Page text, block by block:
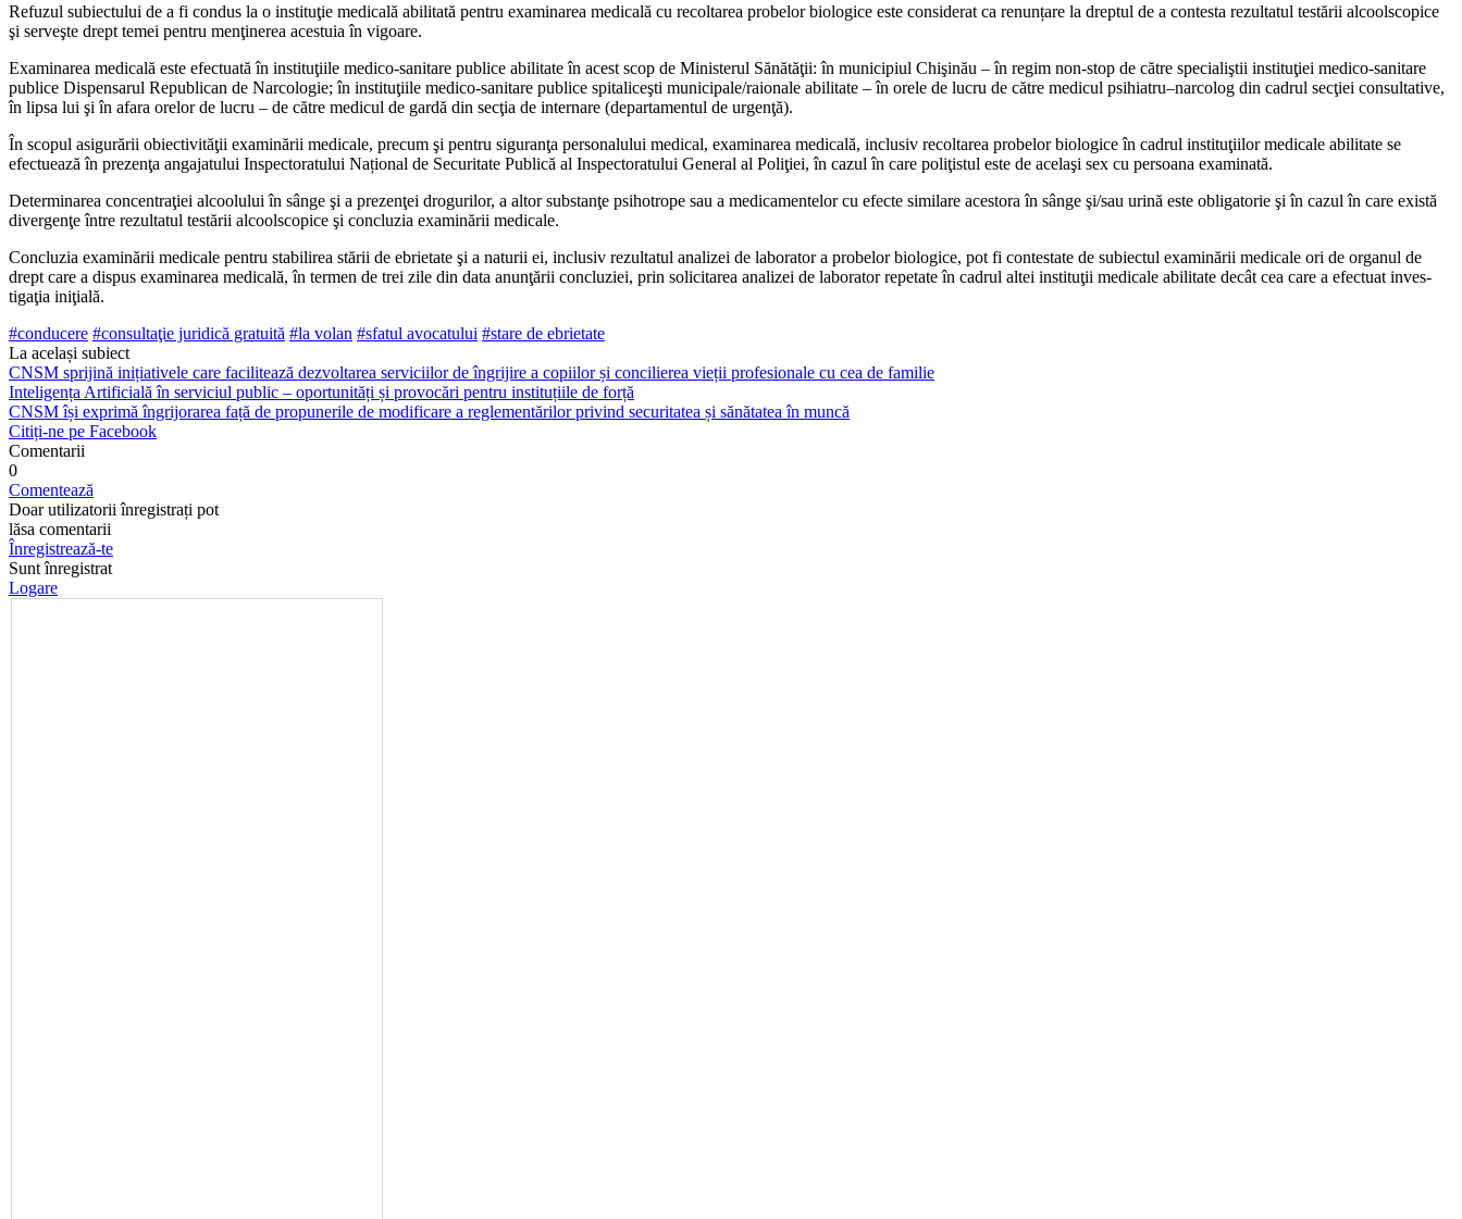
Refuzul subiectului de a fi condus la o instituţie medica­lă abilitată pentru examinarea medicală cu recoltarea probe­lor biologice este considerat ca renunțare la dreptul de a con­testa rezultatul testării alcool­scopice
şi serveşte drept temei pentru menţinerea acestuia în vigoare.
Examinarea medicală este efectuată în instituţiile medi­co-sanitare publice abilitate în acest scop de Ministerul Sănă­tăţii: în municipiul Chişinău – în regim non-stop de către speci­aliştii instituţiei medico-sanita­re
publice Dispensarul Republi­can de Narcologie; în instituţiile medico-sanitare publice spitali­ceşti municipale/raionale abili­tate – în orele de lucru de către medicul psihiatru–narcolog din cadrul secţiei consultative,
în lipsa lui şi în afara orelor de lu­cru – de către medicul de gardă din secţia de internare (depar­tamentul de urgenţă).
În scopul asigurării obiecti­vităţii examinării medicale, pre­cum şi pentru siguranţa per­sonalului medical, examinarea medicală, inclusiv recoltarea probelor biologice în cadrul in­stituţiilor medicale abilitate se
efectuează în prezenţa anga­jatului Inspectoratului Național de Securitate Publică al Inspec­toratului General al Poliţiei, în cazul în care poliţistul este de acelaşi sex cu persoana exami­nată.
Determinarea concentraţiei alcoolului în sânge şi a prezen­ţei drogurilor, a altor substanţe psihotrope sau a medicamen­telor cu efecte similare acestora în sânge şi/sau urină este obli­gatorie şi în cazul în care există
divergenţe între rezultatul tes­tării alcoolscopice şi concluzia examinării medicale.
Concluzia examinării medi­cale pentru stabilirea stării de ebrietate şi a naturii ei, inclusiv rezultatul analizei de labora­tor a probelor biologice, pot fi contestate de subiectul exami­nării medicale ori de organul de
drept care a dispus exami­narea medicală, în termen de trei zile din data anunţării con­cluziei, prin solicitarea analizei de laborator repetate în cadrul altei instituţii medicale abilitate decât cea care a efectuat inves­
tigaţia iniţială.
#conducere #consultaţie juridi­că gratuită #la volan #sfatul avocatului #stare de ebrietate
La același subiect
CNSM sprijină inițiativele care facilitează dezvoltarea serviciilor de îngrijire a copiilor și concilierea vieții profesionale cu cea de familie
Inteligența Artificială în serviciul public – oportunități și provocări pentru instituțiile de forță
CNSM își exprimă îngrijorarea față de propunerile de modificare a reglementărilor privind securitatea și sănătatea în muncă
Citiți-ne pe Facebook
Comentarii
0
Comentează
Doar utilizatorii înregistrați pot
lăsa comentarii
Înregistrează-te
Sunt înregistrat
Logare